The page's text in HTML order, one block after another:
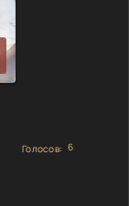
Голосов: 6